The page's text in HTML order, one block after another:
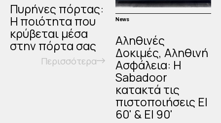
Πυρήνες πόρτας:
Η ποιότητα που
κρύβεται μέσα
στην πόρτα σας
Περισσότερα
News
Αληθινές
Δοκιμές, Αληθινή
Ασφάλεια: Η
Sabadoor
κατακτά τις
πιστοποιήσεις EI
60' & EI 90'